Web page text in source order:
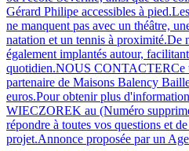
Gérard Philipe accessibles à
ne manquent pas avec un théâtre,
natation et un tennis à proximité.De
également implantés autour,
quotidien.NOUS CONTACTERCe
partenaire de Maisons Balency
euros.Pour obtenir plus
WIECZOREK au (Numéro
répondre à toutes vos questions et
projet.Annonce proposée par un